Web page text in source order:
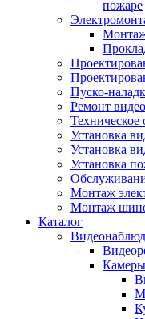
пожаре
Пуско-
Ремонт
Установка
Установка
Установка
Монтаж
Монтаж
Каталог